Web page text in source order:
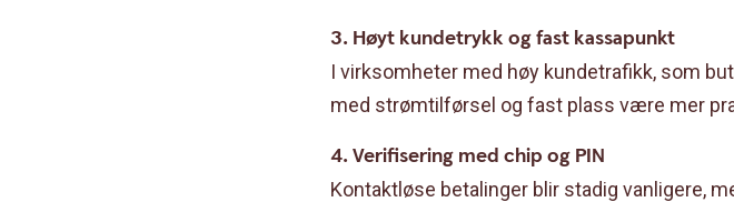
3. Høyt kundetrykk og fast kassapunkt
I virksomheter med høy kundetrafikk, som
med strømtilførsel og fast plass være mer
4. Verifisering med chip og PIN
Kontaktløse betalinger blir stadig vanligere,